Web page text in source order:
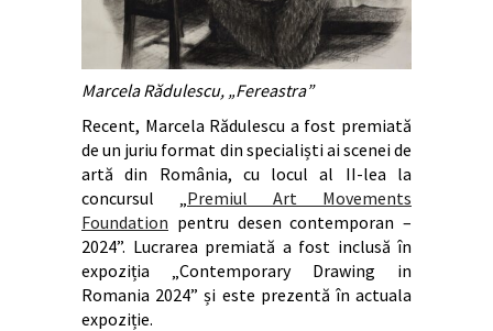
Marcela Rădulescu, „Fereastra”
Recent, Marcela Rădulescu a fost premiată
de un juriu format din specialiști ai scenei de
artă din România, cu locul al II-lea la
concursul „ Premiul Art Movements
Foundation pentru desen contemporan –
2024”. Lucrarea premiată a fost inclusă în
expoziția „Contemporary Drawing in
Romania 2024” și este prezentă în actuala
expoziție.